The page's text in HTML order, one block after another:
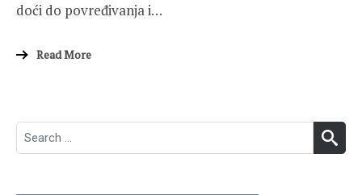
doći do povređivanja i…
Read More
Search
for: